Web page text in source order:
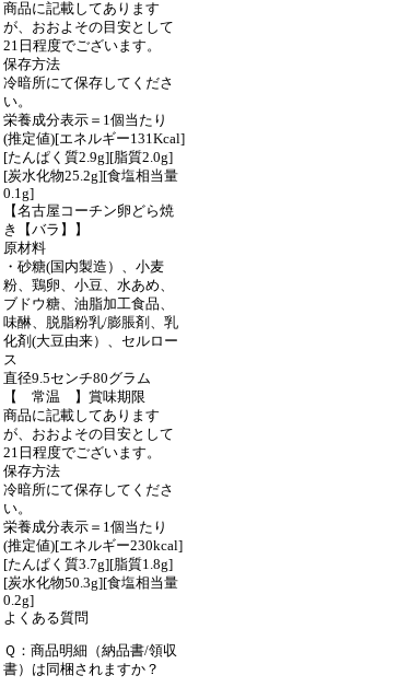
商品に記載してあります
が、おおよその目安として
21日程度でございます。
保存方法
冷暗所にて保存してくださ
い。
栄養成分表示＝1個当たり
(推定値)[エネルギー131Kcal]
[たんぱく質2.9g][脂質2.0g]
[炭水化物25.2g][食塩相当量
0.1g]
【名古屋コーチン卵どら焼
き【バラ】】
原材料
・砂糖(国内製造）、小麦
粉、鶏卵、小豆、水あめ、
ブドウ糖、油脂加工食品、
味醂、脱脂粉乳/膨脹剤、乳
化剤(大豆由来）、セルロー
ス
直径9.5センチ80グラム
【 常温 】賞味期限
商品に記載してあります
が、おおよその目安として
21日程度でございます。
保存方法
冷暗所にて保存してくださ
い。
栄養成分表示＝1個当たり
(推定値)[エネルギー230kcal]
[たんぱく質3.7g][脂質1.8g]
[炭水化物50.3g][食塩相当量
0.2g]
よくある質問
Ｑ：商品明細（納品書/領収
書）は同梱されますか？